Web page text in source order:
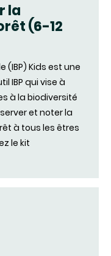
la
(6-12
(IBP) Kids est une
IBP qui vise à
à la biodiversité
et noter la
à tous les êtres
le kit